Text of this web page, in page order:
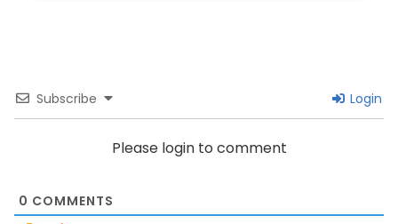
Subscribe Login
Please login to comment
0 COMMENTS